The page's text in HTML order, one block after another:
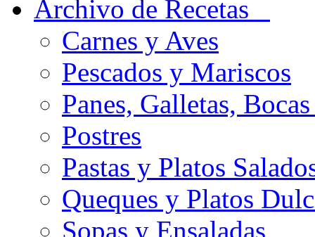
Archivo de Recetas
Carnes y Aves
Pescados y Mariscos
Panes, Galletas,
Postres
Pastas y Platos
Queques y Platos
Sopas y Ensaladas